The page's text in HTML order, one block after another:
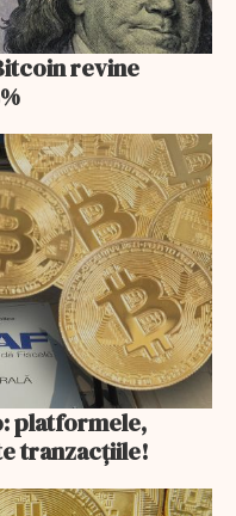
revine
platformele,
tranzacțiile!